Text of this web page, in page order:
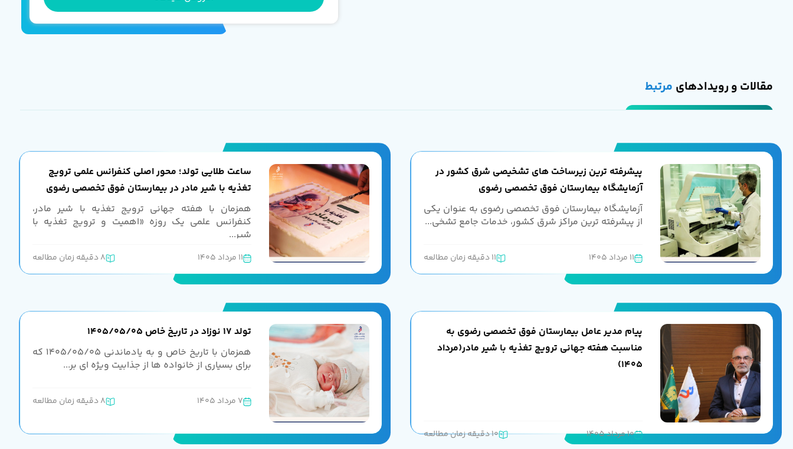
مقالات و رویدادهای مرتبط
پیشرفته ترین زیرساخت های تشخیصی شرق کشور در
آزمایشگاه بیمارستان فوق تخصصی رضوی
آزمایشگاه بیمارستان فوق تخصصی رضوی به عنوان یکی
از پیشرفته ترین مراکز شرق کشور، خدمات جامع تشخی...
11 مرداد 1405 11 دقیقه زمان مطالعه
ساعت طلایی تولد؛ محور اصلی کنفرانس علمی ترویج
تغذیه با شیر مادر در بیمارستان فوق تخصصی رضوی
همزمان با هفته جهانی ترویج تغذیه با شیر مادر،
کنفرانس علمی یک روزه «اهمیت و ترویج تغذیه با
شیر...
11 مرداد 1405 8 دقیقه زمان مطالعه
پیام مدیر عامل بیمارستان فوق تخصصی رضوی به
مناسبت هفته جهانی ترویج تغذیه با شیر مادر(مرداد
1405)
10 مرداد 1405 10 دقیقه زمان مطالعه
تولد 17 نوزاد در تاریخ خاص 1405/05/05
همزمان با تاریخ خاص و به یادماندنی 1405/05/05 که
برای بسیاری از خانواده ها از جذابیت ویژه ای بر...
7 مرداد 1405 8 دقیقه زمان مطالعه